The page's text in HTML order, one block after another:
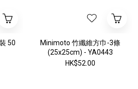
50
Minimoto 竹纖維方巾-3條
(25x25cm) - YA0443
HK$52.00